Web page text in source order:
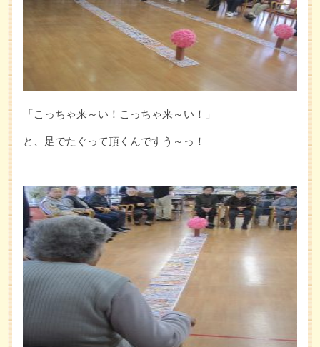
「こっちゃ来～い！こっちゃ来～い！」
と、足でたぐって頂くんですう～っ！